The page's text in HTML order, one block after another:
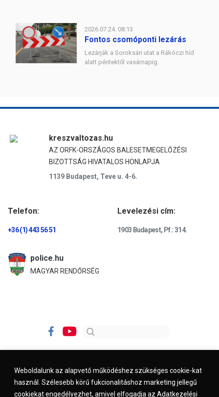
Weboldalunk az alapvető működéshez szükséges cookie-kat
használ. Szélesebb körű fukcionalitáshoz marketing jellegű
cookiekat engedélyezhet, amivel elfogadja az Adatkezelési
2026.07.24. 08:13
Fontos csomóponti lezárás
Lezárják a Soroksári utat a Rákóczi híd
alatt péntektől vasárnapig.
kreszvaltozas.hu
AZ ORFK-ORSZÁGOS BALESETMEGELŐZÉSI
BIZOTTSÁG HIVATALOS HONLAPJA
1139 Budapest, Teve u. 4-6.
Telefon:
+36 (1) 443 56 51
Levelezési cím:
1903 Budapest, Pf.: 314.
police.hu
MAGYAR RENDŐRSÉG
Impresszum Kapcsolat Jogi nyilatkozat